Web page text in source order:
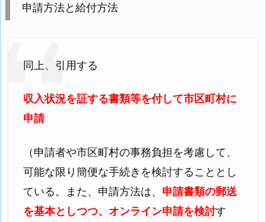
申請方法と給付方法
同上、引用する
収入状況を証する書類等を付して市区町村に
申請
（申請者や市区町村の事務負担を考慮して、
可能な限り簡便な手続きを検討することとし
ている。また、申請方法は、 申請書類の郵送
を基本としつつ、オンライン申請を検討す